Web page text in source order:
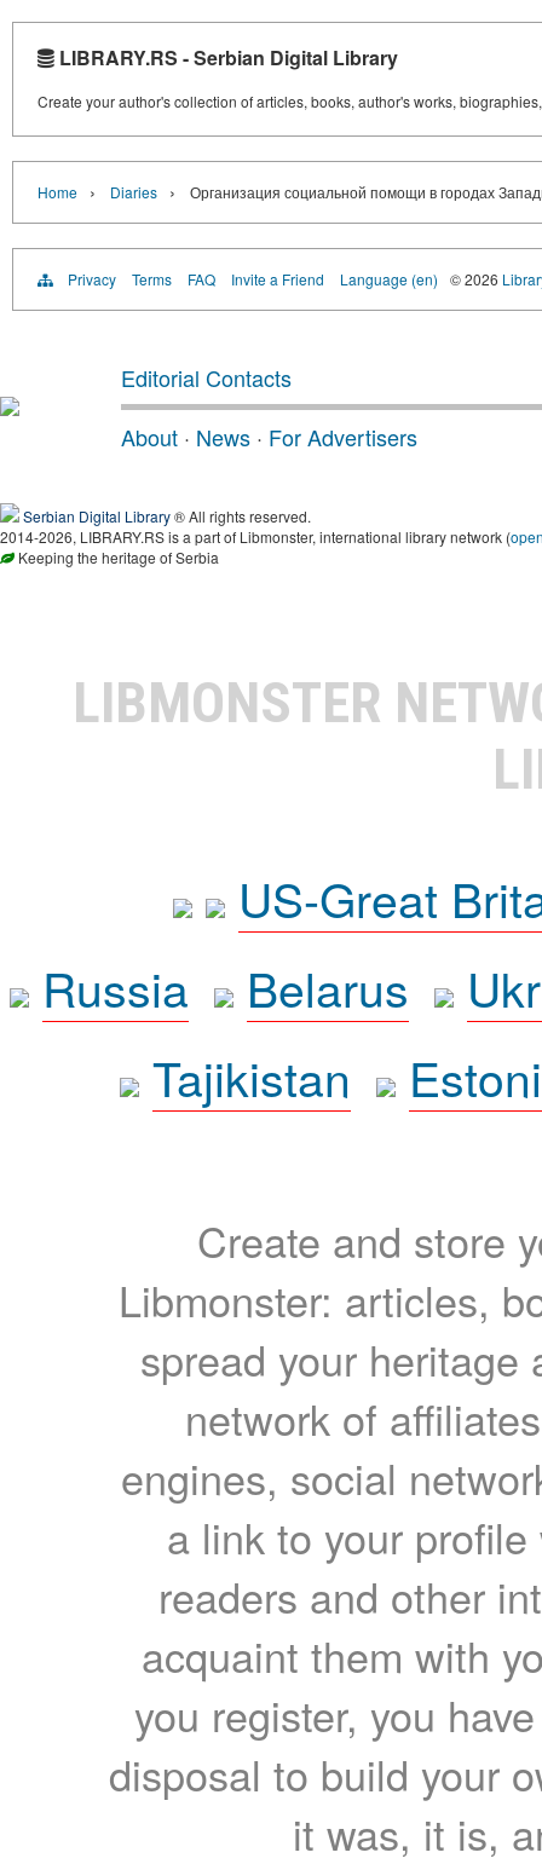
LIBRARY.RS - Serbian Digital Library
Create your author's collection of articles, books, author's works,
Home › Diaries › Организация социальной помощи в городах
Privacy Terms FAQ Invite a Friend Language (en) © 2026
Editorial Contacts
About · News · For Advertisers
Serbian Digital Library® All rights reserved.
2014-2026, LIBRARY.RS is a part of Libmonster, international library network (
Keeping the heritage of Serbia
LIBMONSTER
US-Great
Russia
Belarus
Tajikistan
Create and store
Libmonster: articles,
spread your heritage
network of
engines, social
a link to your
readers and other
acquaint them with
you register, you
disposal to build your
it was, it is,